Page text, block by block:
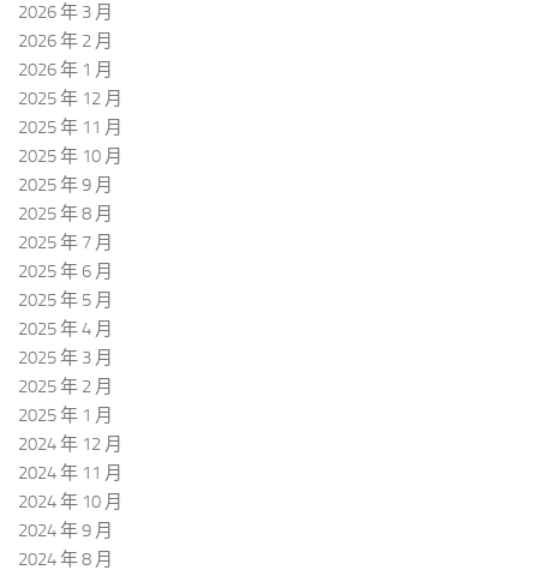
2026 年 3 月
2026 年 2 月
2026 年 1 月
2025 年 12 月
2025 年 11 月
2025 年 10 月
2025 年 9 月
2025 年 8 月
2025 年 7 月
2025 年 6 月
2025 年 5 月
2025 年 4 月
2025 年 3 月
2025 年 2 月
2025 年 1 月
2024 年 12 月
2024 年 11 月
2024 年 10 月
2024 年 9 月
2024 年 8 月